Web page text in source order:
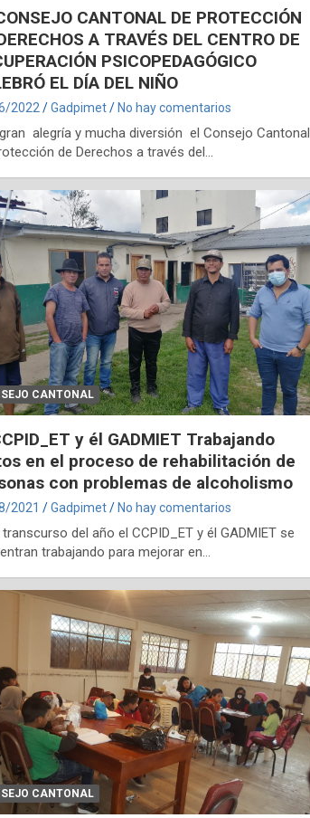
CANTONAL DE PROTECCIÓN
A TRAVÉS DEL CENTRO DE
PSICOPEDAGÓGICO
EL DÍA DEL NIÑO
2022 Gadpimet No hay comentarios
alegría y mucha diversión el Consejo Cantonal
de Derechos a través del…
CANTONAL
y él GADMIET Trabajando
en el proceso de rehabilitación de
con problemas de alcoholismo
2021 Gadpimet No hay comentarios
transcurso del año el CCPID_ET y él GADMIET se
trabajando para mejorar en…
CANTONAL